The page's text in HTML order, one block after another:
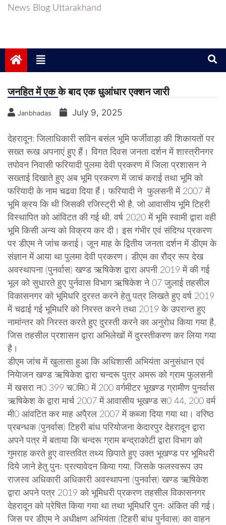
News Blog Uttarakhand
जनहित में एक के बाद एक धुआंधार एक्शन जारी
Janbhadas July 9, 2025
देहरादून: जिलाधिकारी सविन बसंल भूमि फर्जीवाड़ा की शिकायतों पर
सख्त रूख अपनाएं हुए हैं। विगत दिवस जनता दर्शन में शास्त्रीनगर
तपोवन निवासी फरियादी पुलमा देवी प्रकरण में जिला प्रशासन ने
सख्ताई दिखाते हुए अब भूमि प्रकरण में जाचं कराई तथा भूमि को
फरियादी के नाम चढवा दिया हैं। फरियादी ने फुलसनी में 2007 में
भूमि क्रय कि थी जिसकी रजिस्ट्री भी है, जो आवासीय भूमि टिहरी
विस्थापित को आंविटत की गई थी, वर्ष 2020 में भूमि स्वामी द्वारा वही
भूमि किसी अन्य को विक्रय कर दी। इस गंभीर एवं संदिग्ध प्रकरण
पर डीएम ने जांच कराई। जून माह के द्वितीय जनता दर्शन में डीएम के
संज्ञान में आया था पुलमा देवी प्रकरण। डीएम का रौद्र रूप देख
अवस्थापना (पुनर्वास) खण्ड ऋषिकेश द्वारा अपनी 2019 में की गई
भूल को सुधारते हुए पुर्नवास विभाग ऋषिकेश ने 07 जुलाई तहसील
विकासनगर को भूमिधरि दुरस्त करने हेतु पत्र लिखते हुए वर्ष 2019
में चढाई गई भूमिधरि को निरस्त करने तथा 2019 के उपरान्त हुए
नामांन्तर को निरस्त करते हुए दुरस्ती करने का अनुरोध किया गया है,
जिस तहसील प्रशासन द्वारा अभिलेखों में दुरस्तीकरण कर लिया गया
है।
डीएम जांच में खुलासा हुआ कि अधिशासी अभियंता अनुसंधान एवं
नियेाजन खण्ड ऋषिकेश द्वारा चन्दरू पुत्र अमरू को ग्राम फुलसनी
में खसरा न0 399 च0मि0 में 200 वर्गमीटर भूखण्ड ग्रामीण पुनर्वास
ऋषिकेश के द्वारा मार्च 2007 में आवासीय भूखण्ड स0 44, 200 वर्म
मी0 आंवटित कर माह अपै्रल 2007 में कब्जा दिया गया था। वरिष्ठ
प्रबन्धक (पुनर्वास) टिहरी बांध परियोजना केदारपुर देहरादून द्वारा
अपने पत्र में बताया कि चन्दरू ग्राम बन्द्राकोटी द्वारा विभाग को
गुमराह करते हुए वास्तवित तथ्य छिपाते हुए उक्त भूखण्ड पर भूमिधरी
दिये जाने हेतु पुनः प्रत्यावेदन किया गया, जिसके फलस्वरूप उप
राजस्व अधिकारी अधिकारी अवस्थापना (पुनर्वास) खण्ड ऋषिकेश
द्वारा अपने पत्र 2019 को भूमिधरी प्रकरण तहसील विकासनगर
देहरादून को प्रेषित किया गया था तथा भूमिधरि पुनः अंकित की गई।
जिस पर डीएम ने अधीक्षण अभियंता (टिहरी बांध पुर्नवास) का वाहन